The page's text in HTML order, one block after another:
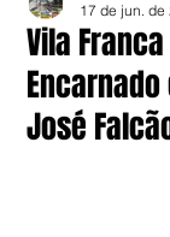
Vila
José
17 de jun. de